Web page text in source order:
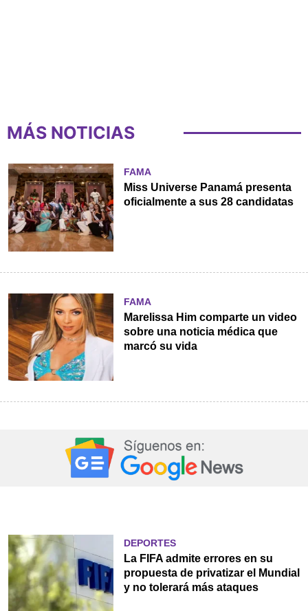
MÁS NOTICIAS
FAMA
Miss Universe Panamá presenta
oficialmente a sus 28 candidatas
FAMA
Marelissa Him comparte un video
sobre una noticia médica que
marcó su vida
DEPORTES
La FIFA admite errores en su
propuesta de privatizar el Mundial
y no tolerará más ataques